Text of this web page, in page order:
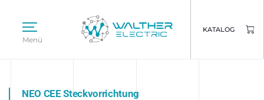
Menü
KATALOG
NEO CEE Steckvorrichtung